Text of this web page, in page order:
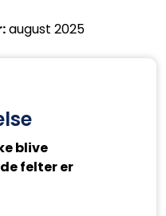
august 2025
blive
felter er